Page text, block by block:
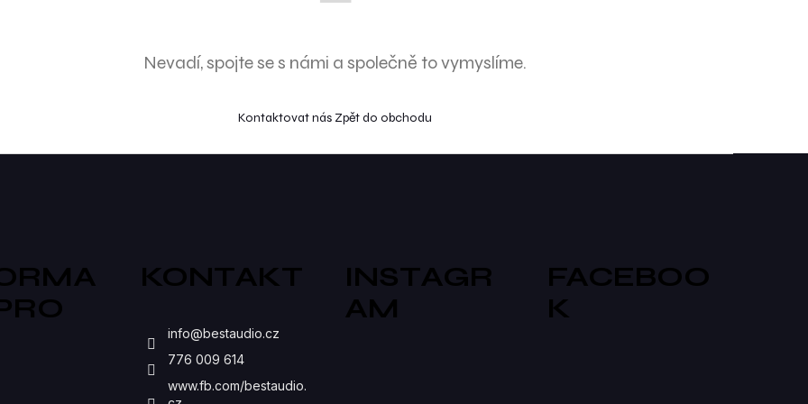
Nevadí, spojte se s námi a společně to vymyslíme.
Kontaktovat nás Zpět do obchodu
KONTAKT
info@bestaudio.cz
776 009 614
www.fb.com/bestaudio.
INSTAGR
AM
FACEBOO
K